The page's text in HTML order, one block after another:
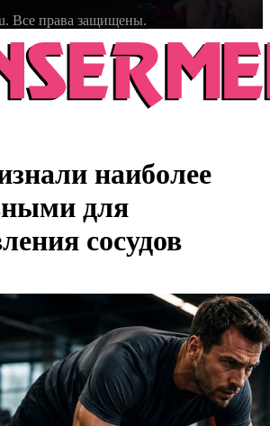
Все права защищены.
наиболее
для
сосудов